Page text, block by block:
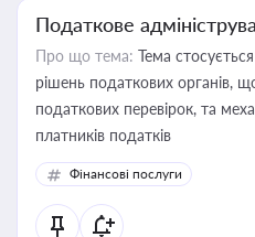
Податкове
Про що тема: Тема
рішень податкових органів,
податкових перевірок, та
платників податків
Фінансові послуги